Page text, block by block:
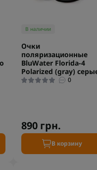
В наличии
Очки
поляризационные
BluWater Florida-4
Polarized (gray)
0
890 грн.
В корзину